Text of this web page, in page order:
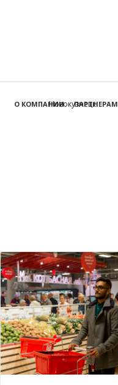
Новокузнецк
О КОМПАНИИ ПАРТНЕРАМ